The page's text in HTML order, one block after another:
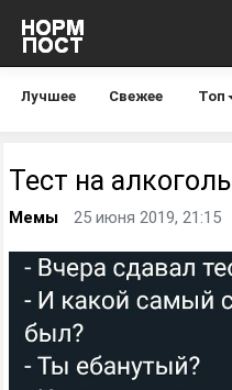
Лучшее Свежее Топ
Тест на алкоголь
Мемы 25 июня 2019, 21:15